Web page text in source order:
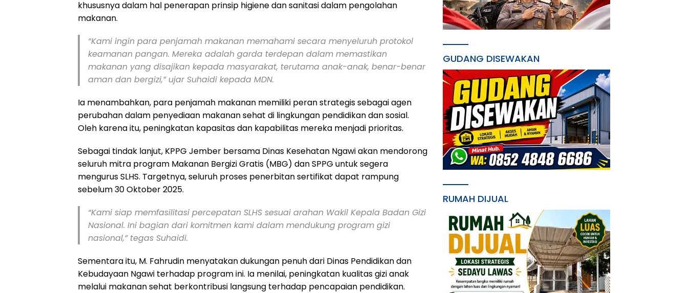
khususnya dalam hal penerapan prinsip higiene dan sanitasi dalam pengolahan
makanan.
“Kami ingin para penjamah makanan memahami secara menyeluruh protokol
keamanan pangan. Mereka adalah garda terdepan dalam memastikan
makanan yang disajikan kepada masyarakat, terutama anak-anak, benar-benar
aman dan bergizi,” ujar Suhaidi kepada MDN.
Ia menambahkan, para penjamah makanan memiliki peran strategis sebagai agen
perubahan dalam penyediaan makanan sehat di lingkungan pendidikan dan sosial.
Oleh karena itu, peningkatan kapasitas dan kapabilitas mereka menjadi prioritas.
Sebagai tindak lanjut, KPPG Jember bersama Dinas Kesehatan Ngawi akan mendorong
seluruh mitra program Makanan Bergizi Gratis (MBG) dan SPPG untuk segera
mengurus SLHS. Targetnya, seluruh proses penerbitan sertifikat dapat rampung
sebelum 30 Oktober 2025.
“Kami siap memfasilitasi percepatan SLHS sesuai arahan Wakil Kepala Badan Gizi
Nasional. Ini bagian dari komitmen kami dalam mendukung program gizi
nasional,” tegas Suhaidi.
Sementara itu, M. Fahrudin menyatakan dukungan penuh dari Dinas Pendidikan dan
Kebudayaan Ngawi terhadap program ini. Ia menilai, peningkatan kualitas gizi anak
melalui makanan sehat berkontribusi langsung terhadap pencapaian pendidikan.
GUDANG DISEWAKAN
RUMAH DIJUAL